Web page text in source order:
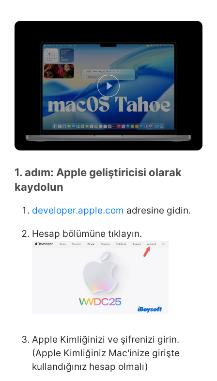
1. adım: Apple geliştiricisi olarak
kaydolun
developer.apple.com adresine gidin.
Hesap bölümüne tıklayın.
Apple Kimliğinizi ve şifrenizi girin.
(Apple Kimliğiniz Mac'inize girişte
kullandığınız hesap olmalı)